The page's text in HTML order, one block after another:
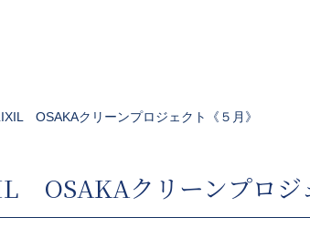
OSAKAクリーンプロジェクト《５月》
OSAKAクリーンプロジ